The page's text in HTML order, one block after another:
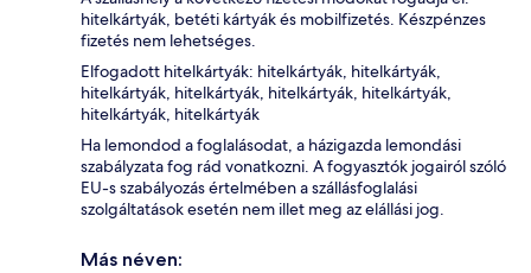
hitelkártyák, betéti kártyák és mobilfizetés. Készpénzes
fizetés nem lehetséges.
Elfogadott hitelkártyák: hitelkártyák, hitelkártyák,
hitelkártyák, hitelkártyák, hitelkártyák, hitelkártyák,
hitelkártyák, hitelkártyák
Ha lemondod a foglalásodat, a házigazda lemondási
szabályzata fog rád vonatkozni. A fogyasztók jogairól szóló
EU-s szabályozás értelmében a szállásfoglalási
szolgáltatások esetén nem illet meg az elállási jog.
Más néven: